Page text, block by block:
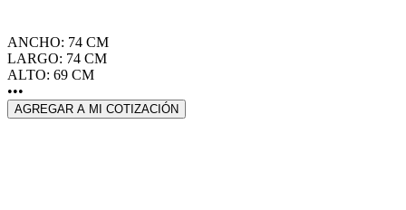
ANCHO: 74 CM
LARGO: 74 CM
ALTO: 69 CM
•••
AGREGAR A MI COTIZACIÓN